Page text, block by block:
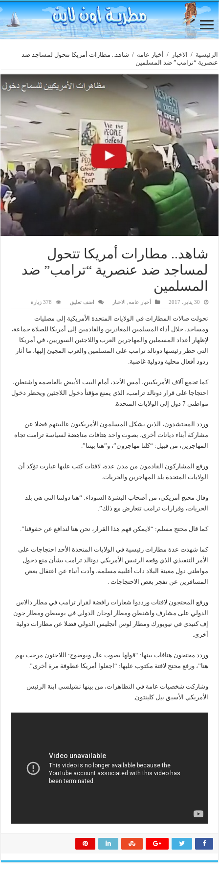
الرئيسية / الاخبار / أخبار عامه / شاهد.. مطارات أمريكا تتحول لمساجد ضد
عنصرية “ترامب” ضد المسلمين
شاهد.. مطارات أمريكا تتحول
لمساجد ضد عنصرية “ترامب” ضد
المسلمين
30 يناير، 2017 أخبار عامه الاخبار اضف تعليق 378 زيارة
تحولت صالات المطارات في الولايات المتحدة الأمريكية إلى مصليات
ومساجد، خلال أداء المسلمين المغادرين والقادمين إلى أمريكا للصلاة جماعة،
لإظهار أعداد المسملين والمهاجرين العرب واللاجئين السوريين، في أمريكا
التي حظر رئيسها دونالد ترامب على المسلمين والعرب المجيئ إليها، ما أثار
ردود أفعال محلية ودولية غاضبة.
كما تجمع آلاف الأمريكيين، أمس الأحد، أمام البيت الأبيض بالعاصمة واشنطن،
احتجاجا على قرار دونالد ترامب، الذي يمنع مؤقتأ دخول اللاجئين ويحظر دخول
مواطني 7 دول إلى الولايات المتحدة.
وردد المحتشدون، الذين يشكل المسلمون الأمريكيون غالبيتهم فضلا عن
مشاركة أبناء ديانات أخرى، بصوت واحد هتافات مناهضة لسياسة ترامت تجاه
المهاجرين، من قبيل: “كلنا مهاجرون”، و”هنا بيتنا”.
ورفع المشاركون القادمون من مدن عدة، لافتات كتب عليها عبارت تؤكد أن
الولايات المتحدة بلد المهاجرين والحريات.
وقال محتج أمريكي، من أصحاب البشرة السوداء: “هنا دولتنا التي هي بلد
الحريات، وقرارات ترامب تتعارض مع ذلك”.
كما قال محتج مسلم: “لايمكن فهم هذا القرار، نحن هنا لندافع عن حقوقنا”.
كما شهدت عدة مطارات رئيسية في الولايات المتحدة الأحد احتجاجات على
الأمر التنفيذي الذي وقعه الرئيس الأمريكي دونالد ترامب بشأن منع دخول
مواطني دول معينة البلاد ذات أغلبية مسلمة، وأدت أنباء عن اعتقال بعض
المسافرين عن تفجر بعض الاحتجاجات .
ورفع المحتجون لافتات ورددوا شعارات رافضة لقرار ترامب في مطار دالاس
الدولي على مشارف واشنطن ومطار لوجان الدولي في بوسطن ومطار جون
إف كنيدي في نيويورك ومطار لوس أنجليس الدولي فضلا عن مطارات دولية
أخرى.
وردد محتجون هتافات بينها: “قولها بصوت عال وبوضوح: اللاجئون مرحب بهم
هنا”، ورفع محتج لافتة مكتوب عليها: “اجعلوا أمريكا عطوفة مرة أخرى”.
وشاركت شخصيات عامة في التظاهرات، من بينها تشيلسي ابنة الرئيس
الأمريكي الأسبق بيل كلينتون.